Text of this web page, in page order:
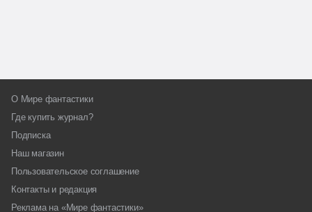
О Мире фантастики
Где купить журнал?
Подписка
Наш магазин
Пользовательское соглашение
Контакты и редакция
Реклама на «Мире фантастики»